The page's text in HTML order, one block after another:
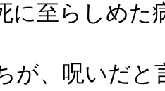
に至らしめた
が、呪いだ